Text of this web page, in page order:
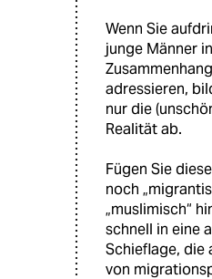
Wenn Sie
junge Männer
adressieren,
nur die
Realität ab.
Fügen Sie
noch
„muslimisch“
schnell in eine
Schieflage, die
von